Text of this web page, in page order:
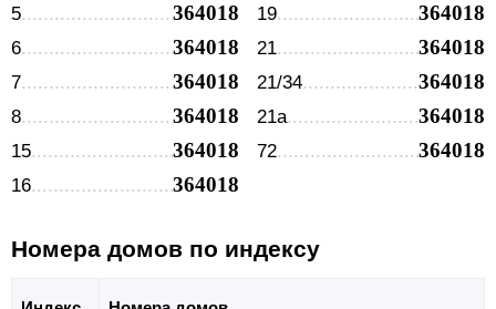
5 364018
6 364018
7 364018
8 364018
15 364018
16 364018
19 364018
21 364018
21/34 364018
21а 364018
72 364018
Номера домов по индексу